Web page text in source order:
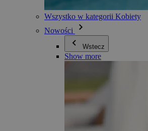
Wszystko w kategorii Kobiety
Nowości
Wstecz
Show more